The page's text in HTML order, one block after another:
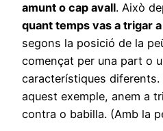
amunt o cap avall. Això
quant temps vas a trigar
segons la posició de la
començat per una part o
característiques diferents.
aquest exemple, anem a
contra o babilla. (Amb la